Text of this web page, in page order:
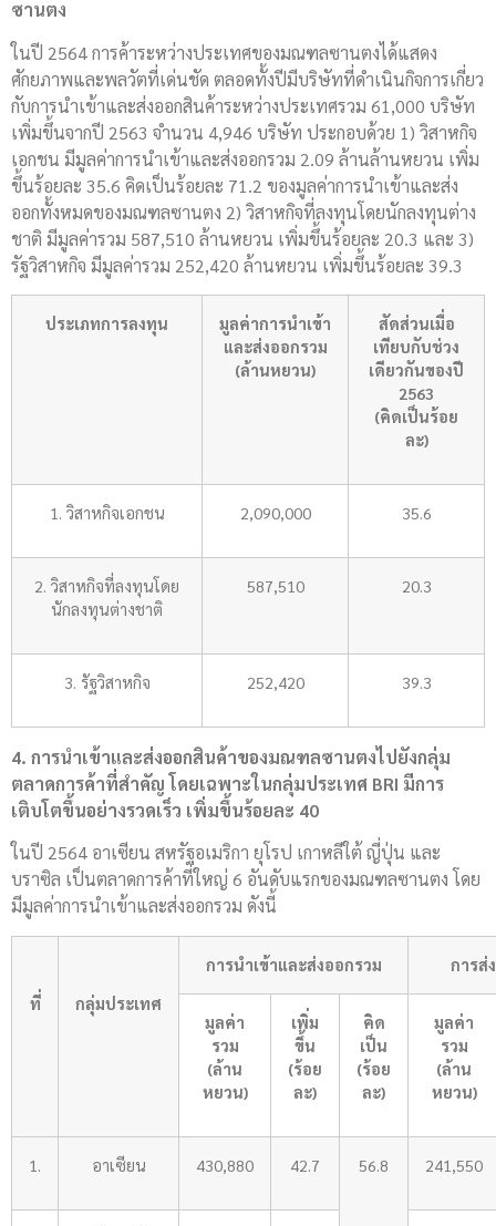
ซานตง
ในปี 2564 การค้าระหว่างประเทศของมณฑลซานตงได้แสดง
ศักยภาพและพลวัตที่เด่นชัด ตลอดทั้งปีมีบริษัทที่ดำเนินกิจการเกี่ยว
กับการนำเข้าและส่งออกสินค้าระหว่างประเทศรวม 61,000 บริษัท
เพิ่มขึ้นจากปี 2563 จำนวน 4,946 บริษัท ประกอบด้วย 1) วิสาหกิจ
เอกชน มีมูลค่าการนำเข้าและส่งออกรวม 2.09 ล้านล้านหยวน เพิ่ม
ขึ้นร้อยละ 35.6 คิดเป็นร้อยละ 71.2 ของมูลค่าการนำเข้าและส่ง
ออกทั้งหมดของมณฑลซานตง 2) วิสาหกิจที่ลงทุนโดยนักลงทุนต่าง
ชาติ มีมูลค่ารวม 587,510 ล้านหยวน เพิ่มขึ้นร้อยละ 20.3 และ 3)
รัฐวิสาหกิจ มีมูลค่ารวม 252,420 ล้านหยวน เพิ่มขึ้นร้อยละ 39.3
ประเภทการลงทุน
มูลค่าการนำเข้า
และส่งออกรวม
(ล้านหยวน)
สัดส่วนเมื่อ
เทียบกับช่วง
เดียวกันของปี
2563
(คิดเป็นร้อย
ละ)
1. วิสาหกิจเอกชน 2,090,000 35.6
2. วิสาหกิจที่ลงทุนโดย
นักลงทุนต่างชาติ
587,510 20.3
3. รัฐวิสาหกิจ 252,420 39.3
4. การนำเข้าและส่งออกสินค้าของมณฑลซานตงไปยังกลุ่ม
ตลาดการค้าที่สำคัญ โดยเฉพาะในกลุ่มประเทศ BRI มีการ
เติบโตขึ้นอย่างรวดเร็ว เพิ่มขึ้นร้อยละ 40
ในปี 2564 อาเซียน สหรัฐอเมริกา ยุโรป เกาหลีใต้ ญี่ปุ่น และ
บราซิล เป็นตลาดการค้าที่ใหญ่ 6 อันดับแรกของมณฑลซานตง โดย
มีมูลค่าการนำเข้าและส่งออกรวม ดังนี้
ที่ กลุ่มประเทศ
การนำเข้าและส่งออกรวม การส่
มูลค่า
รวม
(ล้าน
หยวน)
เพิ่ม
ขึ้น
(ร้อย
ละ)
คิด
เป็น
(ร้อย
ละ)
มูลค่า
รวม
(ล้าน
หยวน)
1. อาเซียน 430,880 42.7 56.8 241,550